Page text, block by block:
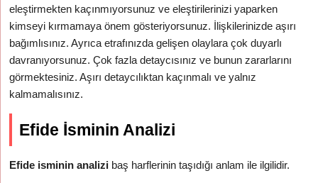
eleştirmekten kaçınmıyorsunuz ve eleştirilerinizi yaparken
kimseyi kırmamaya önem gösteriyorsunuz. İlişkilerinizde aşırı
bağımlısınız. Ayrıca etrafınızda gelişen olaylara çok duyarlı
davranıyorsunuz. Çok fazla detaycısınız ve bunun zararlarını
görmektesiniz. Aşırı detaycılıktan kaçınmalı ve yalnız
kalmamalısınız.
Efide İsminin Analizi
Efide isminin analizi baş harflerinin taşıdığı anlam ile ilgilidir.